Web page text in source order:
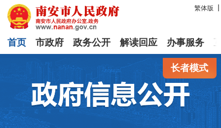
繁体版
首页 市政府 政务公开 解读回应 办事服务
长者模式